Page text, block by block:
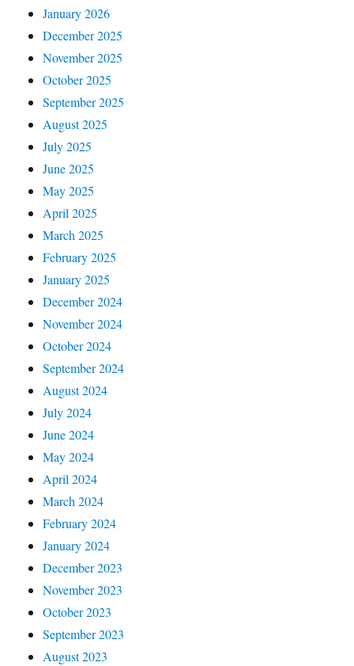
January 2026
December 2025
November 2025
October 2025
September 2025
August 2025
July 2025
June 2025
May 2025
April 2025
March 2025
February 2025
January 2025
December 2024
November 2024
October 2024
September 2024
August 2024
July 2024
June 2024
May 2024
April 2024
March 2024
February 2024
January 2024
December 2023
November 2023
October 2023
September 2023
August 2023